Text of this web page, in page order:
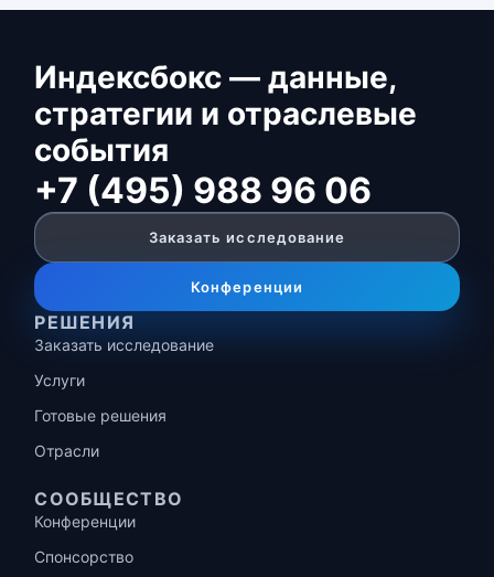
Индексбокс — данные,
стратегии и отраслевые
события
+7 (495) 988 96 06
Заказать исследование
Конференции
РЕШЕНИЯ
Заказать исследование
Услуги
Готовые решения
Отрасли
СООБЩЕСТВО
Конференции
Спонсорство